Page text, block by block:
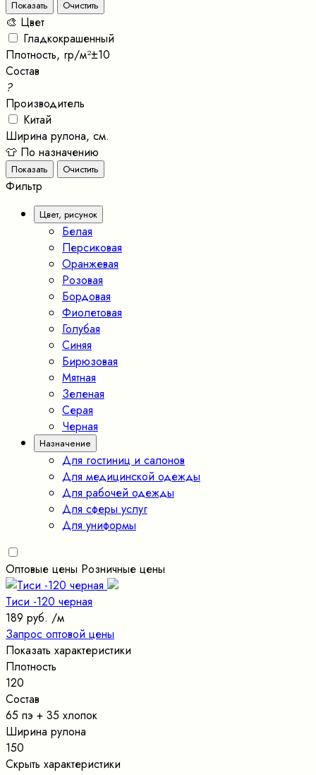
🎨 Цвет
Гладкокрашенный
Плотность, гр/м²±10
Состав
?
Производитель
Китай
Ширина рулона, см.
👕 По назначению
Фильтр
Цвет, рисунок
Белая
Персиковая
Оранжевая
Розовая
Бордовая
Фиолетовая
Голубая
Синяя
Бирюзовая
Мятная
Зеленая
Серая
Черная
Назначение
Для гостиниц и салонов
Для медицинской одежды
Для рабочей одежды
Для сферы услуг
Для униформы
Оптовые цены Розничные цены
Тиси -120 черная
189 руб. /м
Запрос оптовой цены
Показать характеристики
Плотность
120
Состав
65 пэ + 35 хлопок
Ширина рулона
150
Скрыть характеристики